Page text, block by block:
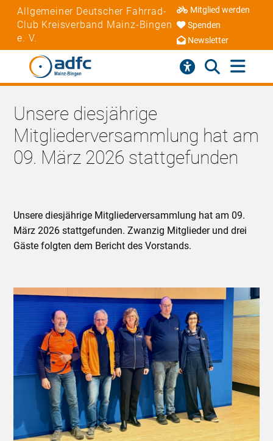
Allgemeiner Deutscher Fahrrad-
Club Kreisverband Mainz-Bingen
e. V.
Mitglied werden
Spenden
Newsletter
Unsere diesjährige
Mitgliederversammlung hat am
09. März 2026 stattgefunden
Unsere diesjährige Mitgliederversammlung hat am 09.
März 2026 stattgefunden. Zwanzig Mitglieder und drei
Gäste folgten dem Bericht des Vorstands.